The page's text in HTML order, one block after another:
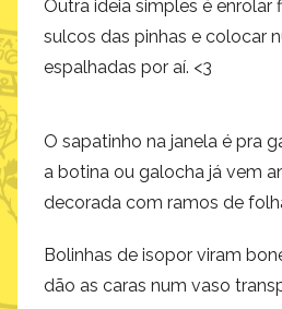
Outra ideia simples é enrolar
sulcos das pinhas e colocar
espalhadas por aí. <3
O sapatinho na janela é pra
a botina ou galocha já vem
decorada com ramos de
Bolinhas de isopor viram
dão as caras num vaso